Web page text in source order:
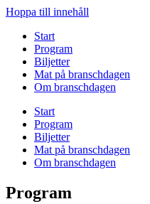
Hoppa till innehåll
Start
Program
Biljetter
Mat på branschdagen
Om branschdagen
Start
Program
Biljetter
Mat på branschdagen
Om branschdagen
Program